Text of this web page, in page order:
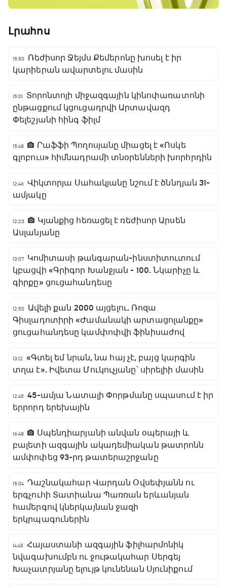
Լրահոս
15:50
Ռեժիսոր Ջեյմս Քեմերոնը խոսել է իր
կարիերան ավարտելու մասին
15:01
Տորոնտոյի միջազգային կինոփառատոնի
ընթացքում կցուցադրվի Արտավազդ
Փելեշյանի հինգ ֆիլմ
15:48
Րաֆֆի Պողոսյանը միացել է «Ոսկե
գլոբուս» հիմնադրամի տնօրենների խորհրդին
12:46 Վիկտորյա Սահակյանը նշում է ծննդյան 31-
ամյակը
12:23
Կյանքից հեռացել է ռեժիսոր Արսեն
Ասլանյանը
13:07
Կոմիտասի թանգարան-ինստիտուտում
կբացվի «Գրիգոր Խանջյան - 100. Նկարիչը և
գիրքը» ցուցահանդեսը
12:50
Ավելի քան 2000 այցելու. Ռոզա
Գիսլադոտիրի «Ժամանակի արտացոլանքը»
ցուցահանդեսը կամփոփվի ֆինիսաժով
13:12
«Գտել եմ նրան, նա հայ չէ, բայց կարգին
տղա է». Իվետա Մուկուչյանը՝ սիրելիի մասին
12:45 45-ամյա Նատալի Փորթմանը սպասում է իր
երրորդ երեխային
16:48
Սպենդիարյանի անվան օպերայի և
բալետի ազգային ակադեմիական թատրոնն
ամփոփեց 93-րդ թատերաշրջանը
15:04 Դաշնակահար Վարդան Օվսեփյանն ու
երգչուհի Տատիանա Պառռան երևանյան
համերգով կներկայնան ջազի
երկրպագուներին
14:45 Հայաստանի ազգային ֆիլհարմոնիկ
նվագախումբն ու ջութակահար Սերգեյ
Խաչատրյանը ելույթ կունենան Սյունիքում